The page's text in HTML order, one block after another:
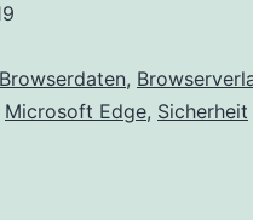
Browserdaten,
Microsoft Edge, Sicherheit